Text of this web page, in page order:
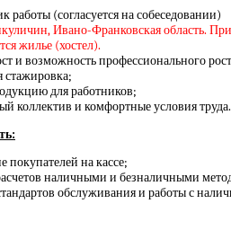
работы (согласуется на собеседовании)
Ивано-Франковская область.
жилье (хостел).
и возможность профессионального
стажировка;
для работников;
коллектив и комфортные условия труда.
покупателей на кассе;
наличными и безналичными
обслуживания и работы с